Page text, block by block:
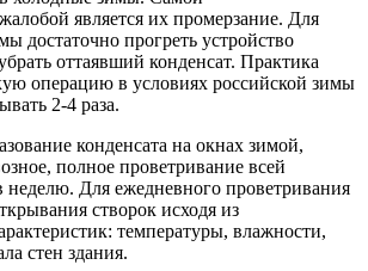
является их промерзание. Для
достаточно прогреть устройство
оттаявший конденсат. Практика
операцию в условиях российской зимы
2-4 раза.
конденсата на окнах зимой,
полное проветривание всей
Для ежедневного проветривания
створок исходя из
температуры, влажности,
стен здания.